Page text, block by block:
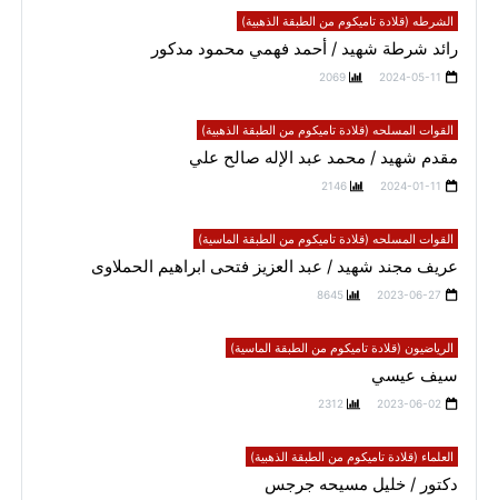
الشرطه (قلادة تاميكوم من الطبقة الذهبية)
رائد شرطة شهيد / أحمد فهمي محمود مدكور
2024-05-11
2069
القوات المسلحه (قلادة تاميكوم من الطبقة الذهبية)
مقدم شهيد / محمد عبد الإله صالح علي
2024-01-11
2146
القوات المسلحه (قلادة تاميكوم من الطبقة الماسية)
عريف مجند شهيد / عبد العزيز فتحى ابراهيم الحملاوى
2023-06-27
8645
الرياضيون (قلادة تاميكوم من الطبقة الماسية)
سيف عيسي
2023-06-02
2312
العلماء (قلادة تاميكوم من الطبقة الذهبية)
دكتور / خليل مسيحه جرجس